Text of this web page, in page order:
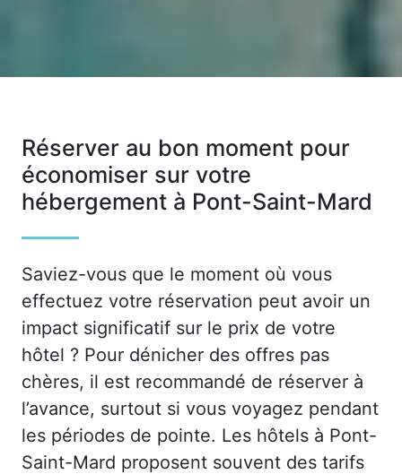
Réserver au bon moment pour
économiser sur votre
hébergement à Pont-Saint-Mard
Saviez-vous que le moment où vous
effectuez votre réservation peut avoir un
impact significatif sur le prix de votre
hôtel ? Pour dénicher des offres pas
chères, il est recommandé de réserver à
l’avance, surtout si vous voyagez pendant
les périodes de pointe. Les hôtels à Pont-
Saint-Mard proposent souvent des tarifs